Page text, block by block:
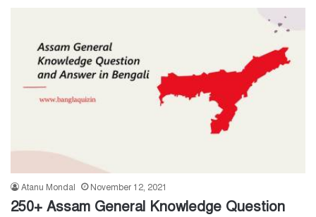
Atanu Mondal November 12, 2021
250+ Assam General Knowledge Question